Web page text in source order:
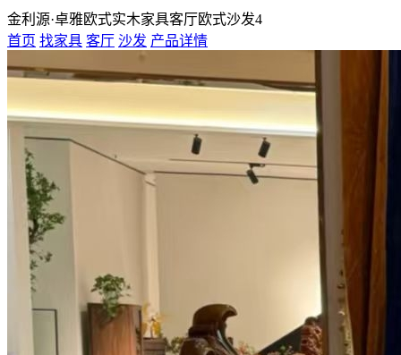
金利源·卓雅欧式实木家具客厅欧式沙发4
首页 找家具 客厅 沙发 产品详情